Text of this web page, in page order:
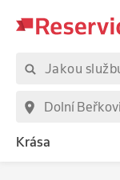
Krása